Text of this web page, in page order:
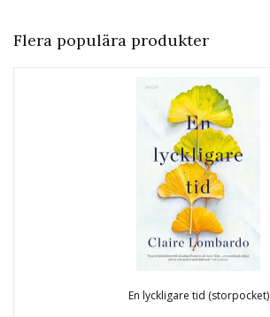
Flera populära produkter
En lyckligare tid (storpocket)